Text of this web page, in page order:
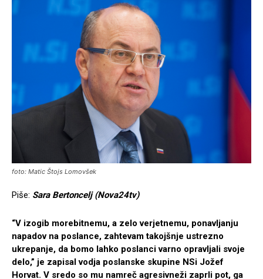
foto: Matic Štojs Lomovšek
Piše: Sara Bertoncelj (Nova24tv)
“V izogib morebitnemu, a zelo verjetnemu, ponavljanju
napadov na poslance, zahtevam takojšnje ustrezno
ukrepanje, da bomo lahko poslanci varno opravljali svoje
delo,” je zapisal vodja poslanske skupine NSi Jožef
Horvat. V sredo so mu namreč agresivneži zaprli pot, ga